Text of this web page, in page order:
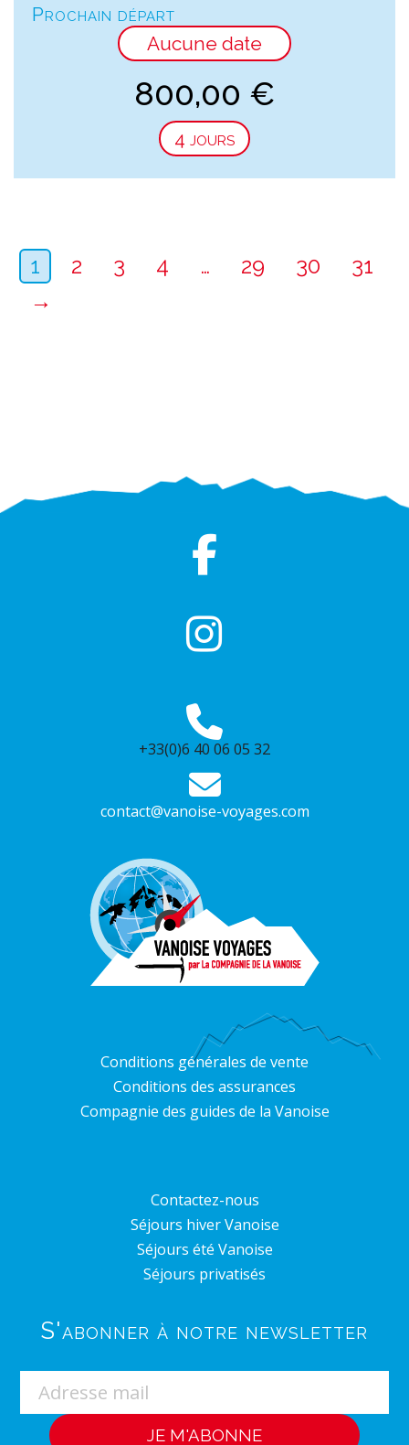
Prochain départ
Aucune date
800,00 €
4 jours
1 2 3 4 … 29 30
31
→
+33(0)6 40 06 05 32
contact@vanoise-voyages.com
Conditions générales de vente
Conditions des assurances
Compagnie des guides de la Vanoise
Contactez-nous
Séjours hiver Vanoise
Séjours été Vanoise
Séjours privatisés
S'abonner à notre newsletter